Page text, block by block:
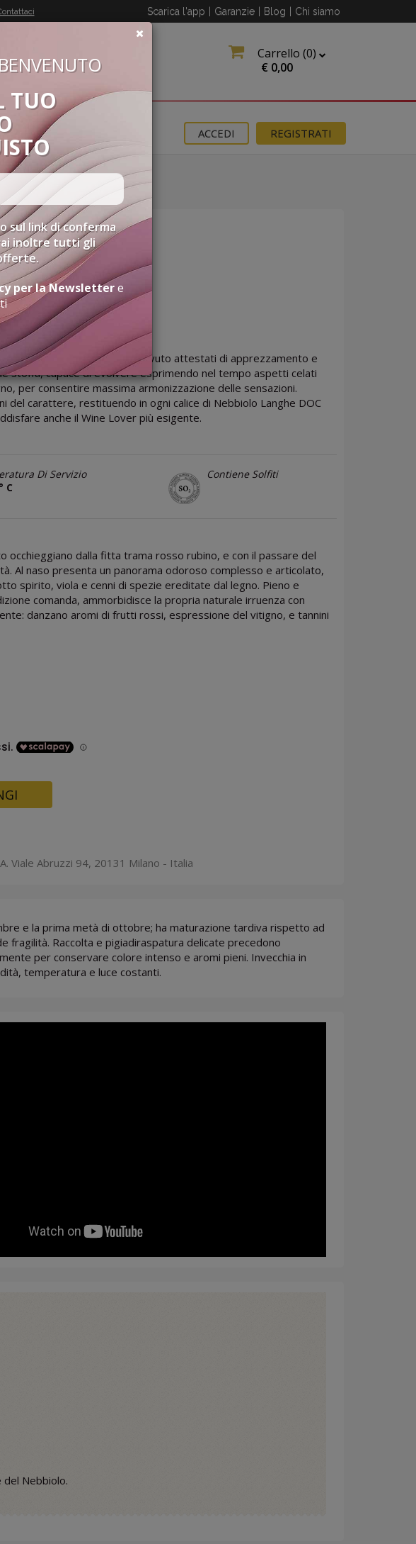
Scarica l'app Garanzie Blog Chi siamo
Carrello (0)
€ 0,00
GIFT CARD REGISTRATI
ACCEDI
DOC
fin dal 1200 e ha ricevuto attestati di apprezzamento e
stoffa, capace di evolvere esprimendo nel tempo aspetti celati
per consentire massima armonizzazione delle sensazioni.
del carattere, restituendo in ogni calice di Nebbiolo Langhe DOC
anche il Wine Lover più esigente.
Di Servizio
C
Contiene Solfiti
occhieggiano dalla fitta trama rosso rubino, e con il passare del
Al naso presenta un panorama odoroso complesso e articolato,
spirito, viola e cenni di spezie ereditate dal legno. Pieno e
comanda, ammorbidisce la propria naturale irruenza con
danzano aromi di frutti rossi, espressione del vitigno, e tannini
Viale Abruzzi 94, 20131 Milano - Italia
e la prima metà di ottobre; ha maturazione tardiva rispetto ad
fragilità. Raccolta e pigiadiraspatura delicate precedono
per conservare colore intenso e aromi pieni. Invecchia in
temperatura e luce costanti.
del Nebbiolo.
TUO
sul link di conferma
inoltre tutti gli
per la Newslettere